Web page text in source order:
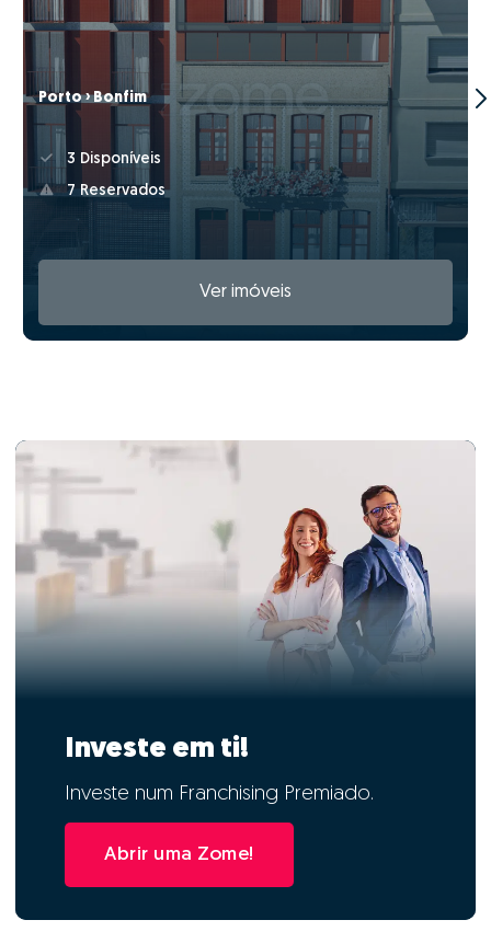
Porto › Bonfim
3 Disponíveis
7 Reservados
Ver imóveis
Investe em ti!
Investe num Franchising Premiado.
Abrir uma Zome!